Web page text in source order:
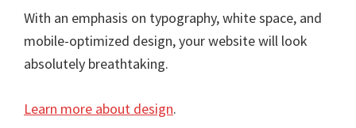
With an emphasis on typography, white space, and
mobile-optimized design, your website will look
absolutely breathtaking.
Learn more about design.